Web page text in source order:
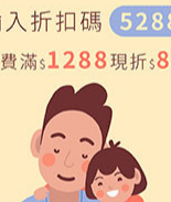
Follow us